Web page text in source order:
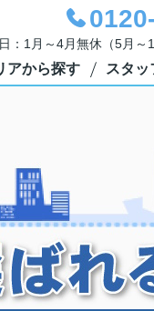
1月～4月無休（5月～
アから探す スタッ